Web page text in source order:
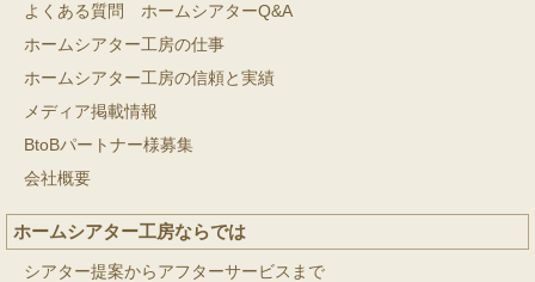
よくある質問 ホームシアターQ&A
ホームシアター工房の仕事
ホームシアター工房の信頼と実績
メディア掲載情報
BtoBパートナー様募集
会社概要
ホームシアター工房ならでは
シアター提案からアフターサービスまで